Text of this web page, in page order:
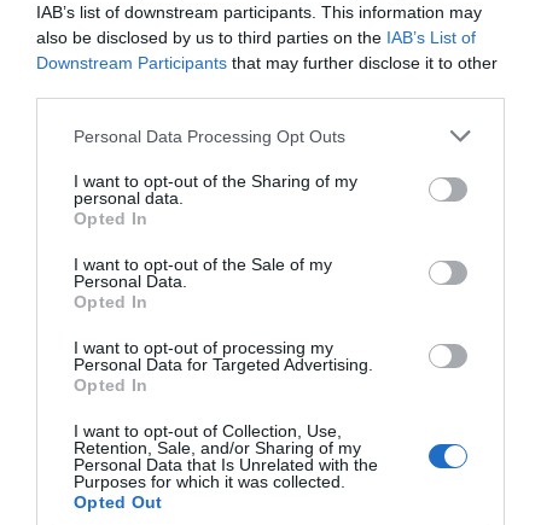
IAB’s list of downstream participants. This information may
also be disclosed by us to third parties on the IAB’s List of
Downstream Participants that may further disclose it to other
Please note that this website/app uses one or more Google
not limited to your visit or usage behaviour. You may click to
grant or deny consent to Google and its third-party tags to
use your data for below specified purposes in below Google
consent section.
Personal Data Processing Opt Outs
I want to opt-out of the Sharing of my
personal data.
Opted In
I want to opt-out of the Sale of my
Personal Data.
Opted In
I want to opt-out of processing my
Personal Data for Targeted Advertising.
Opted In
I want to opt-out of Collection, Use,
Retention, Sale, and/or Sharing of my
Personal Data that Is Unrelated with the
Purposes for which it was collected.
Opted Out
nincs egymásról hülyeséget beszélés a háttérben.
Szerintem tök fontos, hogy a gyerek is érezze azt, így is
lehet. Nem érdemes együtt maradni egy olyan
Megosztás: Facebook Twitter Pinterest
zenei pálya